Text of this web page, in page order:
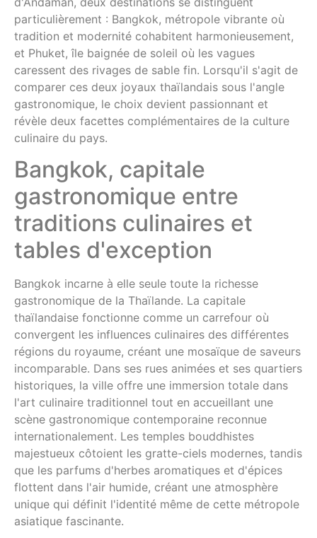
particulièrement : Bangkok, métropole vibrante où
tradition et modernité cohabitent harmonieusement,
et Phuket, île baignée de soleil où les vagues
caressent des rivages de sable fin. Lorsqu'il s'agit de
comparer ces deux joyaux thaïlandais sous l'angle
gastronomique, le choix devient passionnant et
révèle deux facettes complémentaires de la culture
culinaire du pays.
Bangkok, capitale
gastronomique entre
traditions culinaires et
tables d'exception
Bangkok incarne à elle seule toute la richesse
gastronomique de la Thaïlande. La capitale
thaïlandaise fonctionne comme un carrefour où
convergent les influences culinaires des différentes
régions du royaume, créant une mosaïque de saveurs
incomparable. Dans ses rues animées et ses quartiers
historiques, la ville offre une immersion totale dans
l'art culinaire traditionnel tout en accueillant une
scène gastronomique contemporaine reconnue
internationalement. Les temples bouddhistes
majestueux côtoient les gratte-ciels modernes, tandis
que les parfums d'herbes aromatiques et d'épices
flottent dans l'air humide, créant une atmosphère
unique qui définit l'identité même de cette métropole
asiatique fascinante.